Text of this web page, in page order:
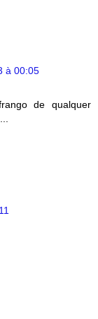
à 00:05
de qualquer